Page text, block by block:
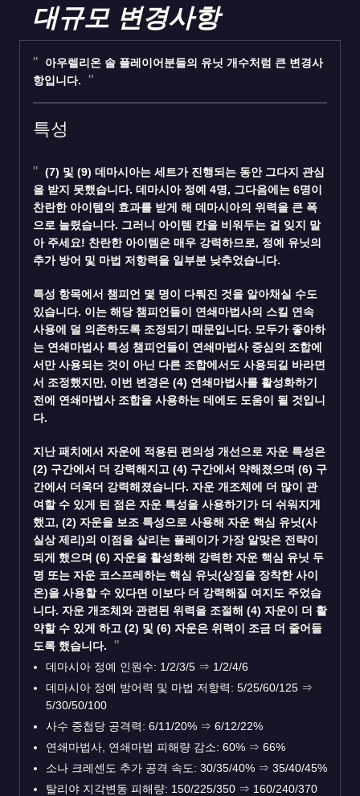
대규모 변경사항
아우렐리온 솔 플레이어분들의 유닛 개수처럼 큰 변경사
항입니다.
특성
(7) 및 (9) 데마시아는 세트가 진행되는 동안 그다지 관심
을 받지 못했습니다. 데마시아 정예 4명, 그다음에는 6명이
찬란한 아이템의 효과를 받게 해 데마시아의 위력을 큰 폭
으로 늘렸습니다. 그러니 아이템 칸을 비워두는 걸 잊지 말
아 주세요! 찬란한 아이템은 매우 강력하므로, 정예 유닛의
추가 방어 및 마법 저항력을 일부분 낮추었습니다.
특성 항목에서 챔피언 몇 명이 다뤄진 것을 알아채실 수도
있습니다. 이는 해당 챔피언들이 연쇄마법사의 스킬 연속
사용에 덜 의존하도록 조정되기 때문입니다. 모두가 좋아하
는 연쇄마법사 특성 챔피언들이 연쇄마법사 중심의 조합에
서만 사용되는 것이 아닌 다른 조합에서도 사용되길 바라면
서 조정했지만, 이번 변경은 (4) 연쇄마법사를 활성화하기
전에 연쇄마법사 조합을 사용하는 데에도 도움이 될 것입니
다.
지난 패치에서 자운에 적용된 편의성 개선으로 자운 특성은
(2) 구간에서 더 강력해지고 (4) 구간에서 약해졌으며 (6) 구
간에서 더욱더 강력해졌습니다. 자운 개조체에 더 많이 관
여할 수 있게 된 점은 자운 특성을 사용하기가 더 쉬워지게
했고, (2) 자운을 보조 특성으로 사용해 자운 핵심 유닛(사
실상 제리)의 이점을 살리는 플레이가 가장 알맞은 전략이
되게 했으며 (6) 자운을 활성화해 강력한 자운 핵심 유닛 두
명 또는 자운 코스프레하는 핵심 유닛(상징을 장착한 사이
온)을 사용할 수 있다면 이보다 더 강력해질 여지도 주었습
니다. 자운 개조체와 관련된 위력을 조절해 (4) 자운이 더 활
약할 수 있게 하고 (2) 및 (6) 자운은 위력이 조금 더 줄어들
도록 했습니다.
데마시아 정예 인원수: 1/2/3/5 ⇒ 1/2/4/6
데마시아 정예 방어력 및 마법 저항력: 5/25/60/125 ⇒
5/30/50/100
사수 중첩당 공격력: 6/11/20% ⇒ 6/12/22%
연쇄마법사, 연쇄마법 피해량 감소: 60% ⇒ 66%
소나 크레센도 추가 공격 속도: 30/35/40% ⇒ 35/40/45%
탈리야 지각변동 피해량: 150/225/350 ⇒ 160/240/370